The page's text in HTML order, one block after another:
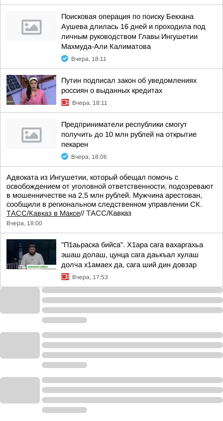
Поисковая операция по поиску Бекхана
Аушева длилась 16 дней и проходила под
личным руководством Главы Ингушетии
Махмуда-Али Калиматова
Вчера, 18:11
Путин подписал закон об уведомлениях
россиян о выданных кредитах
Вчера, 18:11
Предприниматели республики смогут
получить до 10 млн рублей на открытие
пекарен
Вчера, 18:06
Адвоката из Ингушетии, который обещал помочь с
освобождением от уголовной ответственности, подозревают
в мошенничестве на 2,5 млн рублей. Мужчина арестован,
сообщили в региональном следственном управлении СК.
ТАСС/Кавказ в Максе// ТАСС/Кавказ
Вчера, 18:00
"П1аьраска бийса". Х1ара сага вахаргахьа
эшаш долаш, цунца сага даькъал хулаш
долча х1амаех да, сага ший дин довзар
Вчера, 17:53